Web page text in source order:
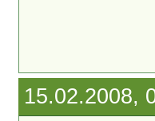
15.02.2008,